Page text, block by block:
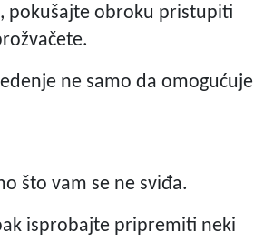
pokušajte obroku pristupiti
ne samo da omogućuje
što vam se ne sviđa.
isprobajte pripremiti neki